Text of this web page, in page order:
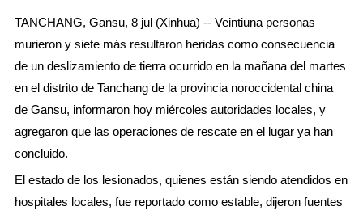
TANCHANG, Gansu, 8 jul (Xinhua) -- Veintiuna personas
murieron y siete más resultaron heridas como consecuencia
de un deslizamiento de tierra ocurrido en la mañana del martes
en el distrito de Tanchang de la provincia noroccidental china
de Gansu, informaron hoy miércoles autoridades locales, y
agregaron que las operaciones de rescate en el lugar ya han
concluido.
El estado de los lesionados, quienes están siendo atendidos en
hospitales locales, fue reportado como estable, dijeron fuentes